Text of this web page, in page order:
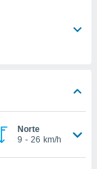
Norte
9 - 26 km/h